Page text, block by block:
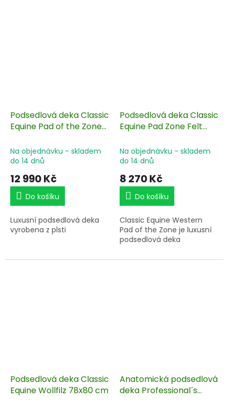
Podsedlová deka Classic
Equine Pad of the Zone
Na objednávku - skladem
do 14 dnů
12 990 Kč
Do košíku
Luxusní podsedlová deka
vyrobena z plsti
Podsedlová deka Classic
Equine Pad Zone Felt
Na objednávku - skladem
do 14 dnů
8 270 Kč
Do košíku
Classic Equine Western
Pad of the Zone je luxusní
podsedlová deka
Podsedlová deka Classic
Equine Wollfilz 78x80 cm
Anatomická podsedlová
deka Professional´s